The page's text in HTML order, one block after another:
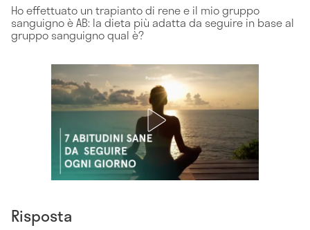
Ho effettuato un trapianto di rene e il mio gruppo
sanguigno è AB: la dieta più adatta da seguire in base al
gruppo sanguigno qual è?
Risposta